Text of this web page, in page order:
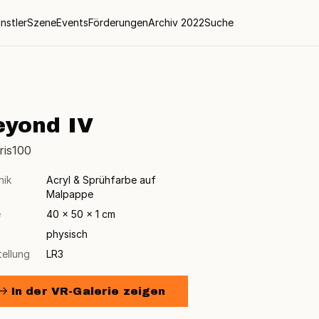
SzeneEventsFörderungenArchiv 2022Suche
IV
Acryl & Sprühfarbe auf
Malpappe
40 × 50 × 1 cm
physisch
LR3
→ In der VR-Galerie zeigen